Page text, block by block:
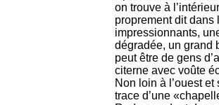
on trouve à
proprement dit dans
impressionnants,
dégradée, un grand
peut être de gens
citerne avec voûte
Non loin à l’ouest
trace d’une